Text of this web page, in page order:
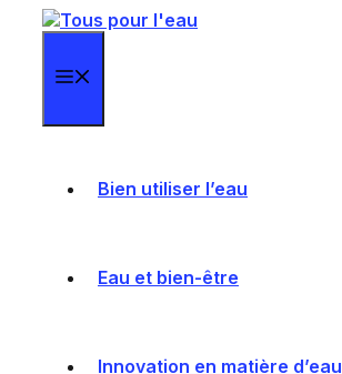
Aller
Bien utiliser l’eau
Eau et bien-être
Innovation en matière d’eau